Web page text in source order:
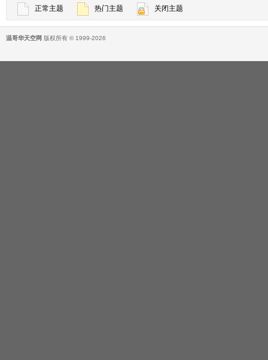
正常主题 热门主题 关闭主题
温哥华天空网 版权所有 © 1999-2026